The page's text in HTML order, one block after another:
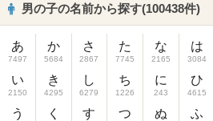
男の子の名前から探す(100438件)
あ
7497
い
2150
う
か
5684
き
4295
く
さ
2867
し
6279
す
た
7745
ち
1226
つ
な
2165
に
243
ぬ
は
3084
ひ
4615
ふ